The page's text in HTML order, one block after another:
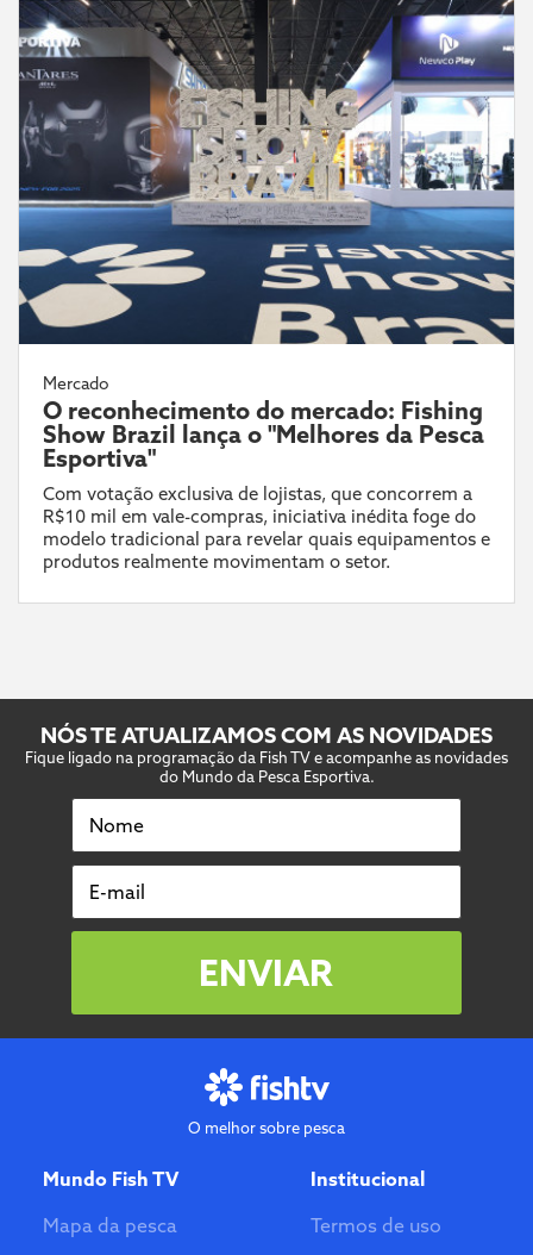
Mercado
O reconhecimento do mercado: Fishing
Show Brazil lança o "Melhores da Pesca
Esportiva"
Com votação exclusiva de lojistas, que concorrem a
R$10 mil em vale-compras, iniciativa inédita foge do
modelo tradicional para revelar quais equipamentos e
produtos realmente movimentam o setor.
NÓS TE ATUALIZAMOS COM AS NOVIDADES
Fique ligado na programação da Fish TV e acompanhe as novidades
do Mundo da Pesca Esportiva.
Nome
E-mail
ENVIAR
O melhor sobre pesca
Mundo Fish TV
Mapa da pesca
Institucional
Termos de uso